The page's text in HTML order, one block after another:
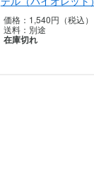
価格： 1,540円（税込）
送料： 別途
在庫切れ